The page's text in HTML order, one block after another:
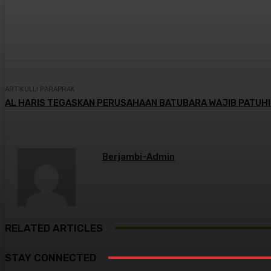
ARTIKULLI PARAPRAK
AL HARIS TEGASKAN PERUSAHAAN BATUBARA WAJIB PATUHI
Berjambi-Admin
RELATED ARTICLES
STAY CONNECTED